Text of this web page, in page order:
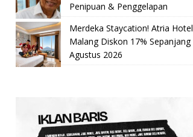
Penipuan & Penggelapan
Merdeka Staycation! Atria Hotel
Malang Diskon 17% Sepanjang
Agustus 2026